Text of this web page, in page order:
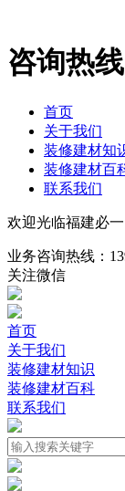
咨询热线
首页
关于我们
装修建材知
装修建材百
联系我们
欢迎光临福建必一
业务咨询热线：
关注微信
首页
关于我们
装修建材知识
装修建材百科
联系我们